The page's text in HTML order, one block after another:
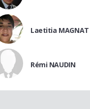
Laetitia MAGNAT
Rémi NAUDIN